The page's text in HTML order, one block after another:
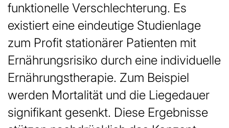
funktionelle Verschlechterung. Es
existiert eine eindeutige Studienlage
zum Profit stationärer Patienten mit
Ernährungsrisiko durch eine individuelle
Ernährungstherapie. Zum Beispiel
werden Mortalität und die Liegedauer
signifikant gesenkt. Diese Ergebnisse